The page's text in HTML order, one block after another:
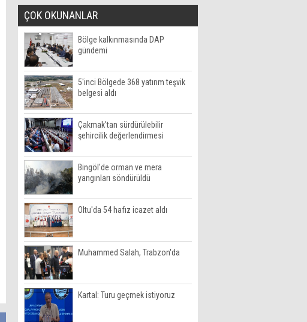
ÇOK OKUNANLAR
Bölge kalkınmasında DAP
gündemi
5'inci Bölgede 368 yatırım teşvik
belgesi aldı
Çakmak'tan sürdürülebilir
şehircilik değerlendirmesi
Bingöl'de orman ve mera
yangınları söndürüldü
Oltu'da 54 hafız icazet aldı
Muhammed Salah, Trabzon'da
Kartal: Turu geçmek istiyoruz